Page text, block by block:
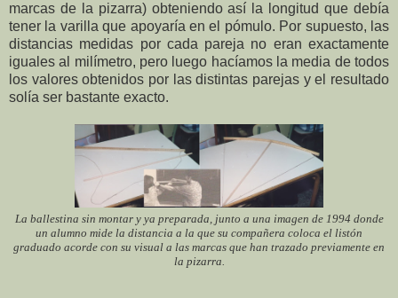
marcas de la pizarra) obteniendo así la longitud que debía
tener la varilla que apoyaría en el pómulo. Por supuesto, las
distancias medidas por cada pareja no eran exactamente
iguales al milímetro, pero luego hacíamos la media de todos
los valores obtenidos por las distintas parejas y el resultado
solía ser bastante exacto.
La ballestina sin montar y ya preparada, junto a una imagen de 1994 donde
un alumno mide la distancia a la que su compañera coloca el listón
graduado acorde con su visual a las marcas que han trazado previamente en
la pizarra.